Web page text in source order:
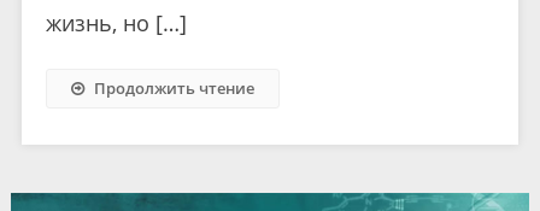
жизнь, но […]
Продолжить чтение